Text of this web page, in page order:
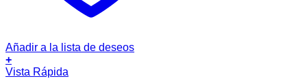
Añadir a la lista de deseos
+
Vista Rápida